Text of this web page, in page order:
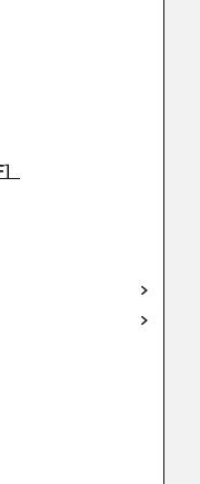
た。初めては私
と、足と頭が交
、もぉ自分の寝場
リーになりまし
。
です。